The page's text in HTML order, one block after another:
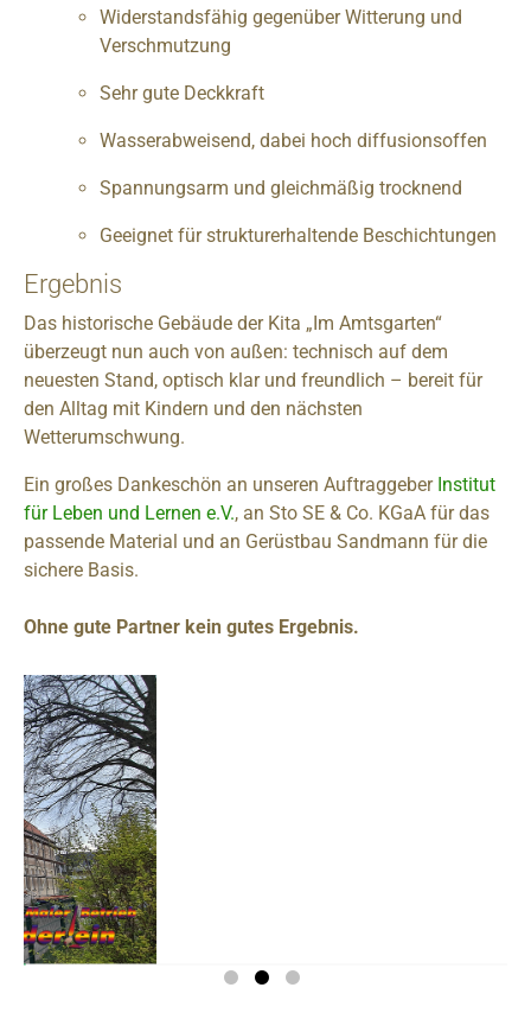
Widerstandsfähig gegenüber Witterung und
Verschmutzung
Sehr gute Deckkraft
Wasserabweisend, dabei hoch diffusionsoffen
Spannungsarm und gleichmäßig trocknend
Geeignet für strukturerhaltende Beschichtungen
Ergebnis
Das historische Gebäude der Kita „Im Amtsgarten“
überzeugt nun auch von außen: technisch auf dem
neuesten Stand, optisch klar und freundlich – bereit für
den Alltag mit Kindern und den nächsten
Wetterumschwung.
Ein großes Dankeschön an unseren Auftraggeber Institut
für Leben und Lernen e.V., an Sto SE & Co. KGaA für das
passende Material und an Gerüstbau Sandmann für die
sichere Basis.
Ohne gute Partner kein gutes Ergebnis.